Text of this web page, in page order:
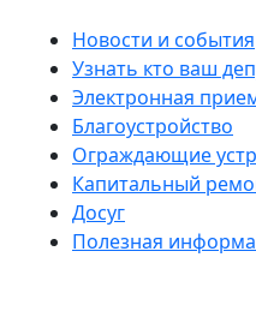
Новости и события
Узнать кто ваш
Электронная
Благоустройство
Ограждающие
Капитальный
Досуг
Полезная